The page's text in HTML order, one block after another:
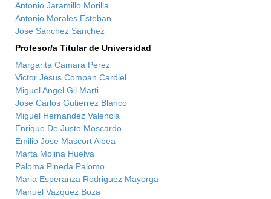
Antonio Jaramillo Morilla
Antonio Morales Esteban
Jose Sanchez Sanchez
Profesor/a Titular de Universidad
Margarita Camara Perez
Victor Jesus Compan Cardiel
Miguel Angel Gil Marti
Jose Carlos Gutierrez Blanco
Miguel Hernandez Valencia
Enrique De Justo Moscardo
Emilio Jose Mascort Albea
Marta Molina Huelva
Paloma Pineda Palomo
Maria Esperanza Rodriguez Mayorga
Manuel Vazquez Boza